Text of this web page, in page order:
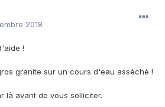
2018
!
granite sur un cours d'eau asséché !
là avant de vous solliciter.